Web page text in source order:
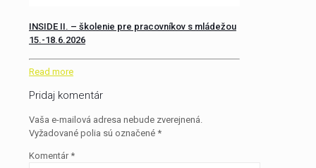
INSIDE II. – školenie pre pracovníkov s mládežou
15.-18.6.2026
Read more
Pridaj komentár
Vaša e-mailová adresa nebude zverejnená.
Vyžadované polia sú označené *
Komentár *